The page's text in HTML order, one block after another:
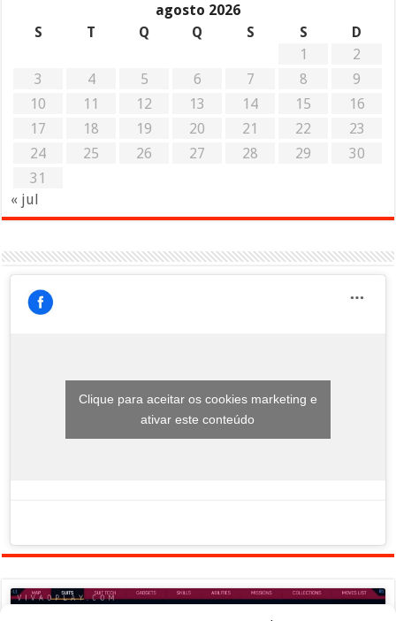
agosto 2026
S
T Q Q S S
D
1
2
3
4 5 6 7 8
9
10
11 12 13 14 15
16
17
18 19 20 21 22
23
24
25 26 27 28 29
30
31
« jul
Clique para aceitar os cookies marketing e
ativar este conteúdo